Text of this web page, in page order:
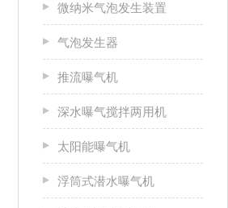
微纳米气泡发生装置
气泡发生器
推流曝气机
深水曝气搅拌两用机
太阳能曝气机
浮筒式潜水曝气机